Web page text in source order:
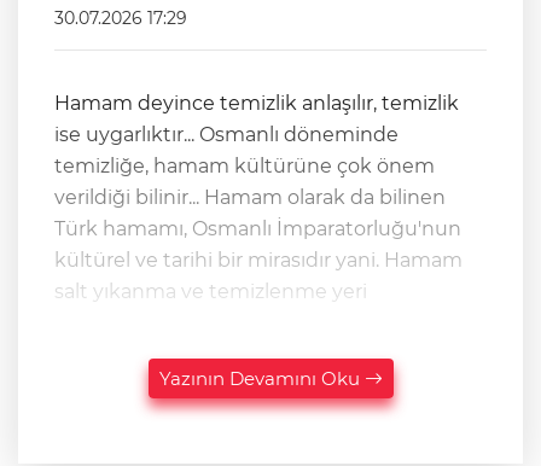
30.07.2026 17:29
Hamam deyince temizlik anlaşılır, temizlik
ise uygarlıktır... Osmanlı döneminde
temizliğe, hamam kültürüne çok önem
verildiği bilinir... Hamam olarak da bilinen
Türk hamamı, Osmanlı İmparatorluğu'nun
kültürel ve tarihi bir mirasıdır yani. Hamam
salt yıkanma ve temizlenme yeri
Yazının Devamını Oku